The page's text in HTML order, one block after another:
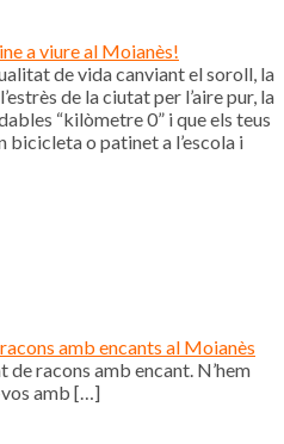
a viure al Moianès!
de vida canviant el soroll, la
de la ciutat per l’aire pur, la
“kilòmetre 0” i que els teus
bicicleta o patinet a l’escola i
amb encants al Moianès
de racons amb encant. N’hem
amb […]